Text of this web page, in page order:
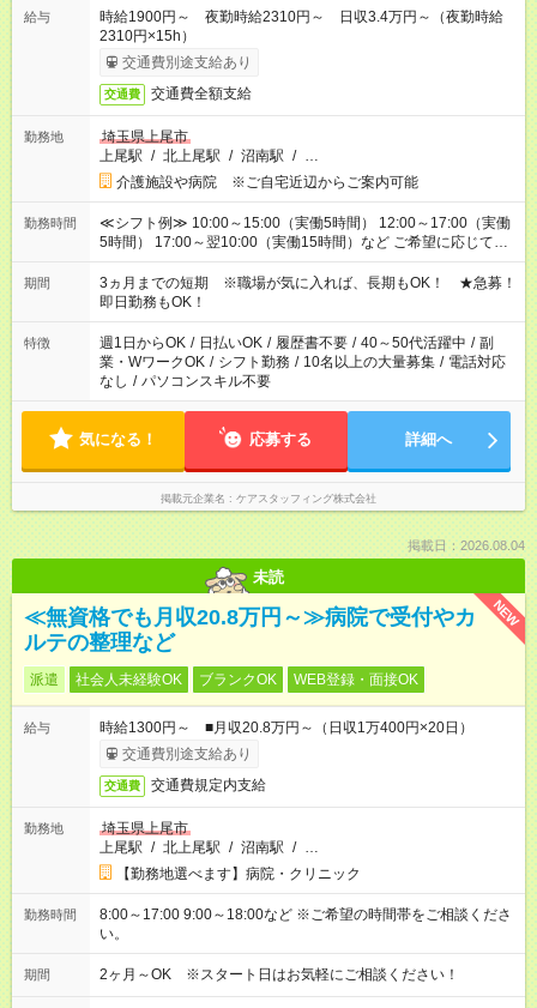
給与
時給1900円～ 夜勤時給2310円～ 日収3.4万円～（夜勤時給
2310円×15h）
交通費別途支給あり
交通費 交通費全額支給
勤務地
埼玉県上尾市
上尾駅 / 北上尾駅 / 沼南駅 / …
介護施設や病院 ※ご自宅近辺からご案内可能
勤務時間
≪シフト例≫ 10:00～15:00（実働5時間） 12:00～17:00（実働
5時間） 17:00～翌10:00（実働15時間）など ご希望に応じて、
働く時間は調整できます！ お気軽に担当へ相談ください！
期間
3ヵ月までの短期 ※職場が気に入れば、長期もOK！ ★急募！
即日勤務もOK！
特徴 週1日からOK / 日払いOK / 履歴書不要 / 40～50代活躍中 / 副
業・WワークOK / シフト勤務 / 10名以上の大量募集 / 電話対応
なし / パソコンスキル不要
気になる！ 応募する 詳細へ
掲載元企業名 ケアスタッフィング株式会社
掲載日：2026.08.04
未読
NEW
≪無資格でも月収20.8万円～≫病院で受付やカ
ルテの整理など
派遣 社会人未経験OK ブランクOK WEB登録・面接OK
給与
時給1300円～ ■月収20.8万円～（日収1万400円×20日）
交通費別途支給あり
交通費 交通費規定内支給
勤務地
埼玉県上尾市
上尾駅 / 北上尾駅 / 沼南駅 / …
【勤務地選べます】病院・クリニック
勤務時間
8:00～17:00 9:00～18:00など ※ご希望の時間帯をご相談くださ
い。
期間 2ヶ月～OK ※スタート日はお気軽にご相談ください！